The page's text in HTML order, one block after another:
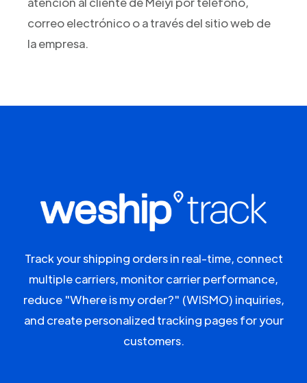
correo electrónico o a través del sitio web de
la empresa.
Track your shipping orders in real-time, connect
multiple carriers, monitor carrier performance,
reduce "Where is my order?" (WISMO) inquiries,
and create personalized tracking pages for your
customers.